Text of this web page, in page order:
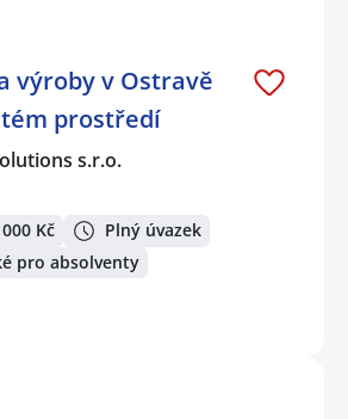
výroby v Ostravě
prostředí
s.r.o.
Kč
Plný úvazek
pro absolventy